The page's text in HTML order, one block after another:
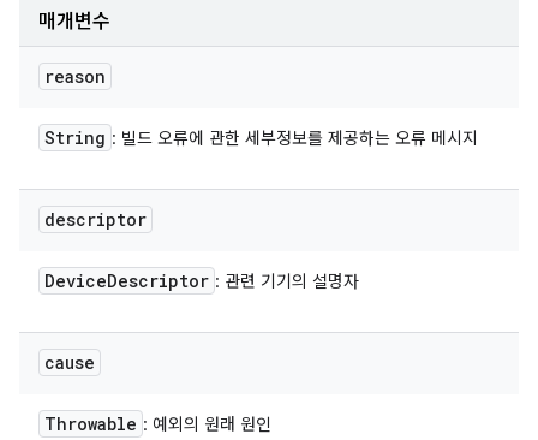
매개변수
reason
String : 빌드 오류에 관한 세부정보를 제공하는 오류 메시지
descriptor
DeviceDescriptor : 관련 기기의 설명자
cause
Throwable : 예외의 원래 원인